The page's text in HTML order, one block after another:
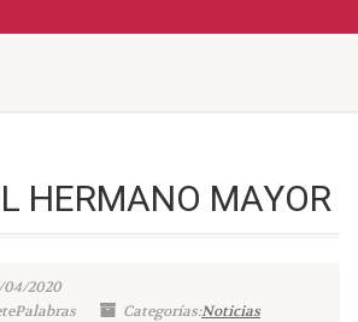
HERMANO MAYOR
04/2020
Categorías:Noticias